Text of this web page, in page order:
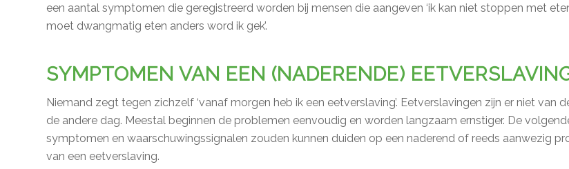
een aantal symptomen die geregistreerd worden bij mensen die aangeven ‘ik kan niet stoppen met
moet dwangmatig eten anders word ik gek’.
SYMPTOMEN VAN EEN (NADERENDE)
Niemand zegt tegen zichzelf ‘vanaf morgen heb ik een eetverslaving’. Eetverslavingen zijn er niet van
de andere dag. Meestal beginnen de problemen eenvoudig en worden langzaam ernstiger. De
symptomen en waarschuwingssignalen zouden kunnen duiden op een naderend of reeds aanwezig
van een eetverslaving.